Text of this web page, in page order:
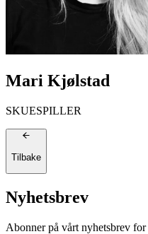
Mari Kjølstad
SKUESPILLER
Tilbake
Nyhetsbrev
Abonner på vårt nyhetsbrev